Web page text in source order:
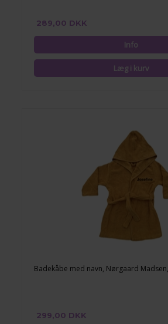
289,00 DKK
Badekåbe med navn, Nørgaard
299,00 DKK